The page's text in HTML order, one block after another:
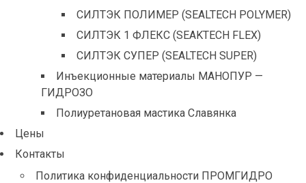
СИЛТЭК ПОЛИМЕР (SEALTECH POLYMER)
СИЛТЭК 1 ФЛЕКС (SEAKTECH FLEX)
СИЛТЭК СУПЕР (SEALTECH SUPER)
Инъекционные материалы МАНОПУР —
ГИДРОЗО
Полиуретановая мастика Славянка
Цены
Контакты
Политика конфиденциальности ПРОМГИДРО